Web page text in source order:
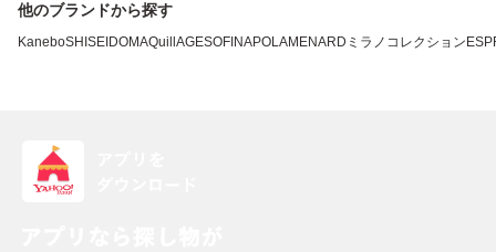
他のブランドから探す
KaneboSHISEIDOMAQuillAGESOFINAPOLAMENARD ミラノコレクション